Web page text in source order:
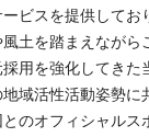
ビスを提供してお
土を踏まえながら
用を強化してきた
域活性活動姿勢に
とのオフィシャルス